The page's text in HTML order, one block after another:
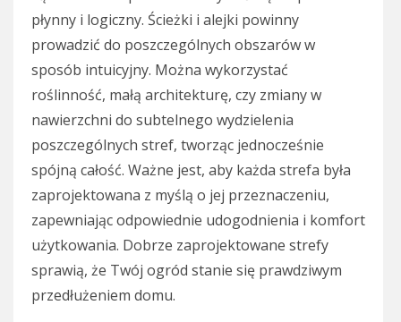
płynny i logiczny. Ścieżki i alejki powinny
prowadzić do poszczególnych obszarów w
sposób intuicyjny. Można wykorzystać
roślinność, małą architekturę, czy zmiany w
nawierzchni do subtelnego wydzielenia
poszczególnych stref, tworząc jednocześnie
spójną całość. Ważne jest, aby każda strefa była
zaprojektowana z myślą o jej przeznaczeniu,
zapewniając odpowiednie udogodnienia i komfort
użytkowania. Dobrze zaprojektowane strefy
sprawią, że Twój ogród stanie się prawdziwym
przedłużeniem domu.